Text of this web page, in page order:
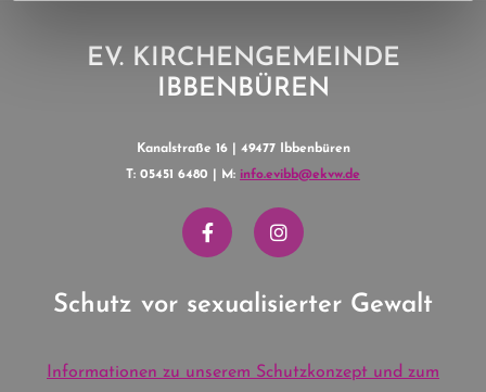
EV. KIRCHENGEMEINDE
IBBENBÜREN
Kanalstraße 16 | 49477 Ibbenbüren
T: 05451 6480 | M: info.evibb@ekvw.de
Schutz vor sexualisierter Gewalt
Informationen zu unserem Schutzkonzept und zum